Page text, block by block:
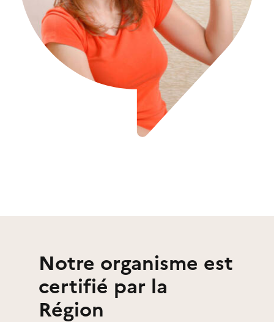
Notre organisme est
certifié par la
Région